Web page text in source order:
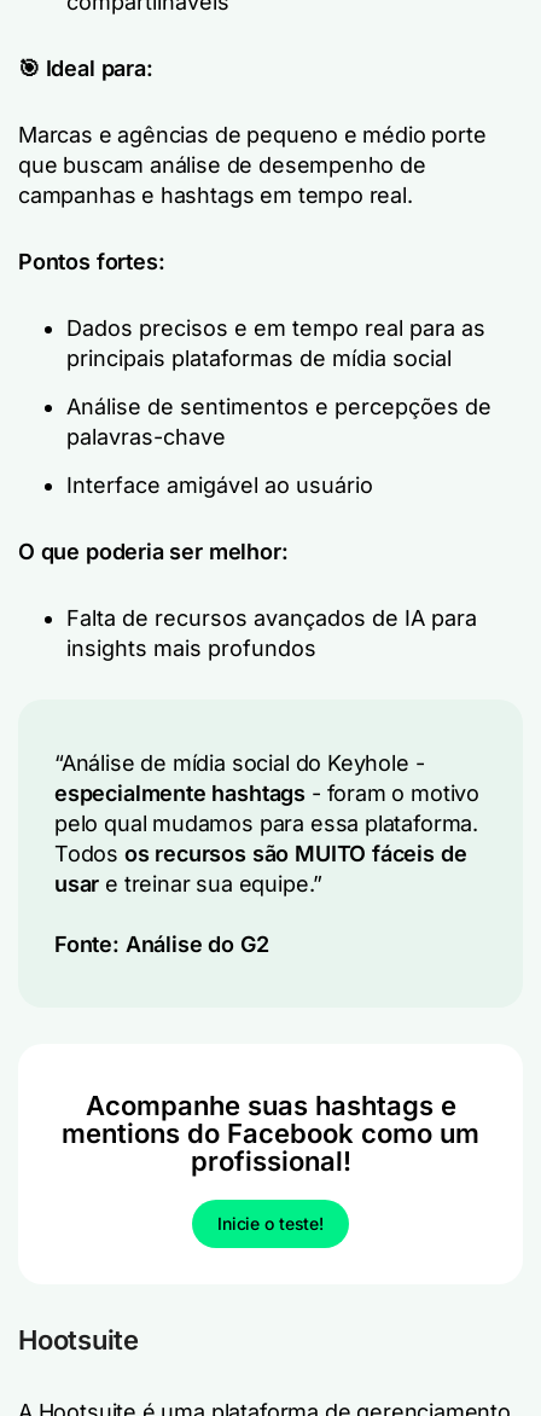
🎯 Ideal para:
Marcas e agências de pequeno e médio porte
que buscam análise de desempenho de
campanhas e hashtags em tempo real.
Pontos fortes:
Dados precisos e em tempo real para as
principais plataformas de mídia social
Análise de sentimentos e percepções de
palavras-chave
Interface amigável ao usuário
O que poderia ser melhor:
Falta de recursos avançados de IA para
insights mais profundos
“Análise de mídia social do Keyhole -
especialmente hashtags - foram o motivo
pelo qual mudamos para essa plataforma.
Todos os recursos são MUITO fáceis de
usar e treinar sua equipe.”
Fonte: Análise do G2
Acompanhe suas hashtags e
mentions do Facebook como um
profissional!
Inicie o teste!
Hootsuite